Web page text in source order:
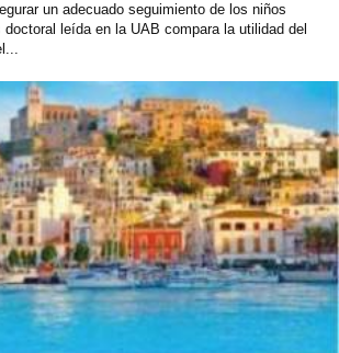
un adecuado seguimiento de los niños
leída en la UAB compara la utilidad del